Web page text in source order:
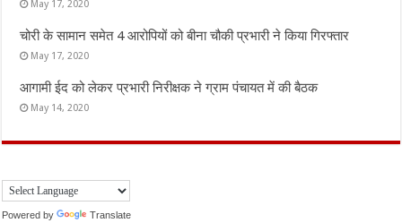
May 17, 2020
चोरी के सामान समेत 4 आरोपियों को बीना चौकी प्रभारी ने किया गिरफ्तार
May 17, 2020
आगामी ईद को लेकर प्रभारी निरीक्षक ने ग्राम पंचायत में की बैठक
May 14, 2020
Powered by Translate